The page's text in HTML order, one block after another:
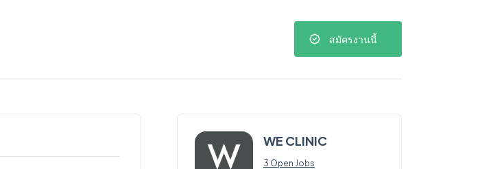
สมัครงานนี้
WE CLINIC
3 Open Jobs